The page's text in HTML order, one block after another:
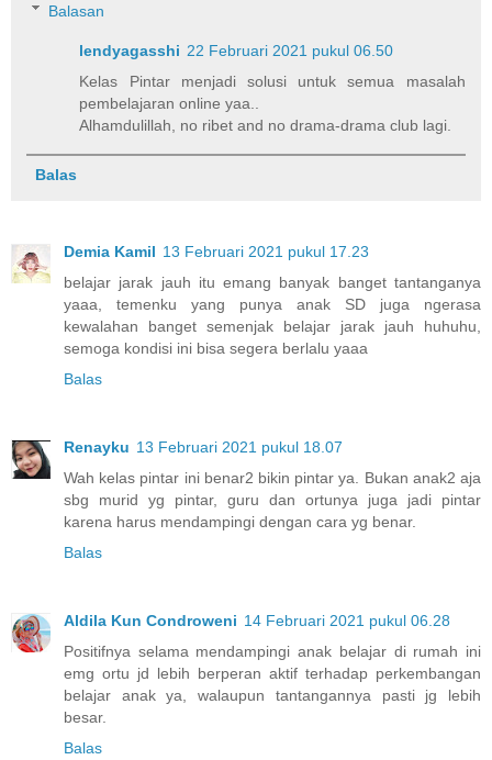
Balasan
lendyagasshi 22 Februari 2021 pukul 06.50
Kelas Pintar menjadi solusi untuk semua masalah
pembelajaran online yaa..
Alhamdulillah, no ribet and no drama-drama club lagi.
Balas
Demia Kamil 13 Februari 2021 pukul 17.23
belajar jarak jauh itu emang banyak banget tantanganya
yaaa, temenku yang punya anak SD juga ngerasa
kewalahan banget semenjak belajar jarak jauh huhuhu,
semoga kondisi ini bisa segera berlalu yaaa
Balas
Renayku 13 Februari 2021 pukul 18.07
Wah kelas pintar ini benar2 bikin pintar ya. Bukan anak2 aja
sbg murid yg pintar, guru dan ortunya juga jadi pintar
karena harus mendampingi dengan cara yg benar.
Balas
Aldila Kun Condroweni 14 Februari 2021 pukul 06.28
Positifnya selama mendampingi anak belajar di rumah ini
emg ortu jd lebih berperan aktif terhadap perkembangan
belajar anak ya, walaupun tantangannya pasti jg lebih
besar.
Balas